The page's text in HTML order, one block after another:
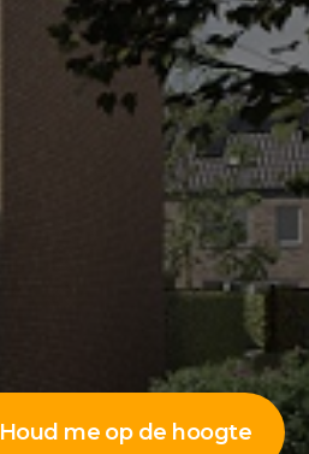
Houd me op de hoogte